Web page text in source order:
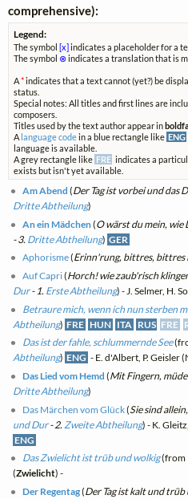
comprehensive):
Legend:
The symbol[x]indicates a placeholder for a
The symbol ⊗indicates a translation that is
A*indicates that a text cannot (yet?) be
status.
Special notes: All titles and first lines are
composers.
Titles used by the text author appear in
A language codein a blue rectangle like ENG
language is available.
A grey rectangle like FRE indicates a
exists but isn't yet available.
Am Abend (Der Tag ist vorbei und das
Dritte Abtheilung)
An ein Mädchen(O wärst du mein, wie
- 3. Dritte Abtheilung) GER
Aphorisme(Erinn'rung, bittres, bittres
Auf Capri(Horch! wie zaub'risch
Dur- 1. Erste Abtheilung) - J. Selmer, H.
Betraure mich, wenn ich nun sterben
Abtheilung) FRE HUN ITA RUS FRE
Das ist der fahle, schlummernde See
Abtheilung) ENG - E. d'Albert, P. Geisler
Das Lied vom Hemd (Mit Fingern,
Dritte Abtheilung)
Das Märchen vom Glück(Sie sind
und Dur- 2. Zweite Abtheilung) - K.
ENG
Das Zwielicht ist trüb und wolkig(from
(Zwielicht) -
Der Regentag(Der Tag ist kalt und